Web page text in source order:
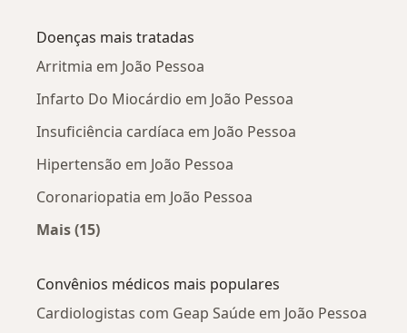
Doenças mais tratadas
Arritmia em João Pessoa
Infarto Do Miocárdio em João Pessoa
Insuficiência cardíaca em João Pessoa
Hipertensão em João Pessoa
Coronariopatia em João Pessoa
Mais (15)
Convênios médicos mais populares
Cardiologistas com Geap Saúde em João Pessoa